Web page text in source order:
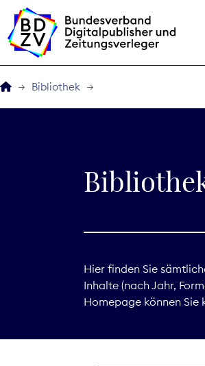
Bibliothek
Hier finden Sie
Inhalte (nach Jahr,
Homepage können